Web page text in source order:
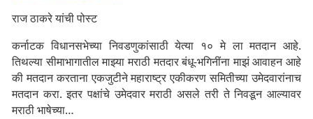
राज ठाकरे यांची पोस्ट
कर्नाटक विधानसभेच्या निवडणुकांसाठी येत्या १० मे ला मतदान आहे.
तिथल्या सीमाभागातील माझ्या मराठी मतदार बंधू-भगिनींना माझं आवाहन आहे
की मतदान करताना एकजुटीने महाराष्ट्र एकीकरण समितीच्या उमेदवारांनाच
मतदान करा. इतर पक्षांचे उमेदवार मराठी असले तरी ते निवडून आल्यावर
मराठी भाषेच्या…